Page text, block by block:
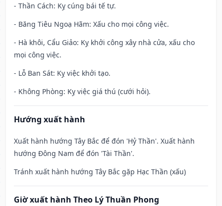
- Thần Cách: Kỵ cúng bái tế tự.
- Băng Tiêu Ngoạ Hãm: Xấu cho mọi công việc.
- Hà khôi, Cẩu Giảo: Kỵ khởi công xây nhà cửa, xấu cho
mọi công việc.
- Lỗ Ban Sát: Kỵ việc khởi tạo.
- Không Phòng: Kỵ việc giá thú (cưới hỏi).
Hướng xuất hành
Xuất hành hướng Tây Bắc để đón 'Hỷ Thần'. Xuất hành
hướng Đông Nam để đón 'Tài Thần'.
Tránh xuất hành hướng Tây Bắc gặp Hạc Thần (xấu)
Giờ xuất hành Theo Lý Thuần Phong